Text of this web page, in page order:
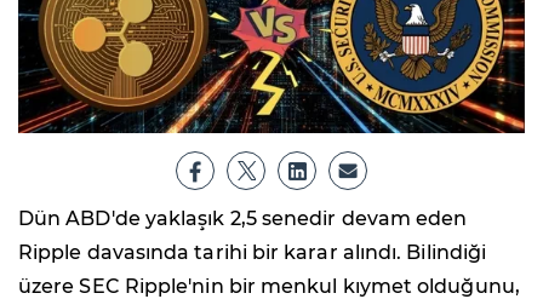
Dün ABD'de yaklaşık 2,5 senedir devam eden
Ripple davasında tarihi bir karar alındı. Bilindiği
üzere SEC Ripple'nin bir menkul kıymet olduğunu,